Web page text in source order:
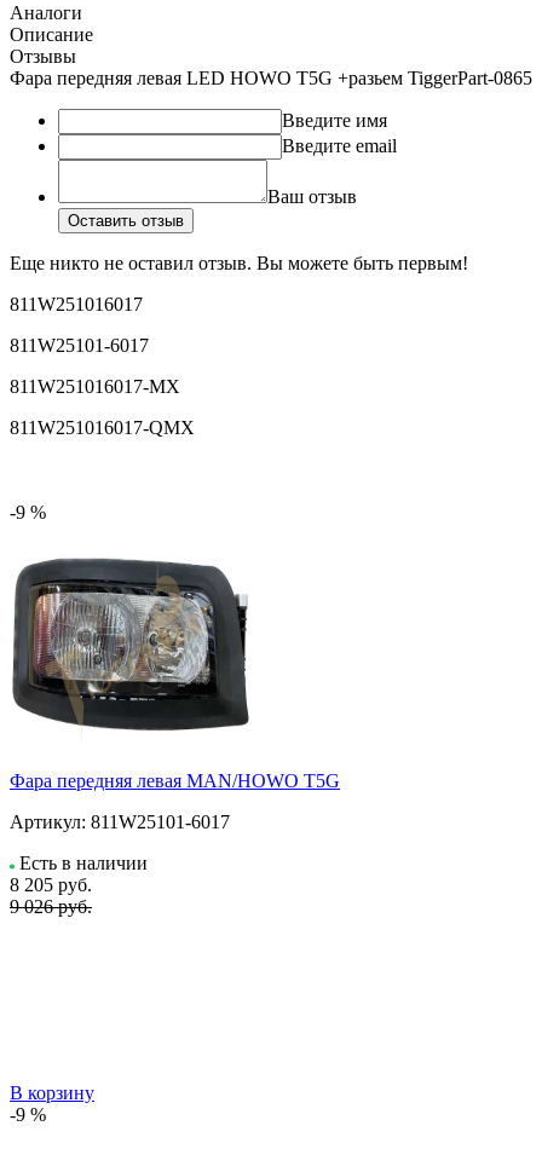
Аналоги
Описание
Отзывы
Фара передняя левая LED HOWO T5G +разьем TiggerPart-0865
Введите имя
Введите email
Ваш отзыв
Оставить отзыв
Еще никто не оставил отзыв. Вы можете быть первым!
811W251016017
811W25101-6017
811W251016017-MX
811W251016017-QMX
-9 %
Фара передняя левая MAN/HOWO T5G
Артикул: 811W25101-6017
Есть в наличии
8 205 руб.
9 026 руб.
В корзину
-9 %